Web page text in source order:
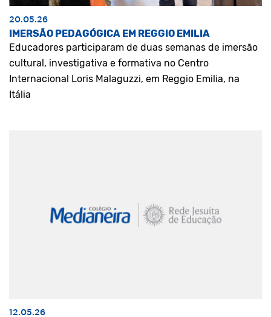
20.05.26
IMERSÃO PEDAGÓGICA EM REGGIO EMILIA
Educadores participaram de duas semanas de imersão
cultural, investigativa e formativa no Centro
Internacional Loris Malaguzzi, em Reggio Emilia, na
Itália
12.05.26